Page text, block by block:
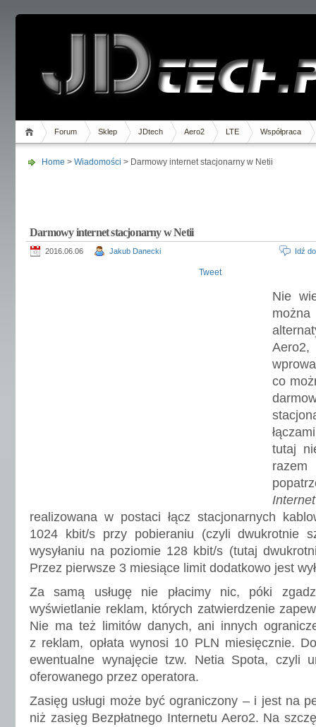
Forum Sklep JDtech Aero2 LTE Współpraca
Home > Wiadomości > Darmowy internet stacjonarny w Netii
Darmowy internet stacjonarny w Netii
2016.06.06 Jakub Danecki Idź
Tweet
Nie
można
co
tutaj
realizowana w postaci łącz stacjonarnych
1024 kbit/s przy pobieraniu (czyli dwukrotnie
wysyłaniu na poziomie 128 kbit/s (tutaj
Przez pierwsze 3 miesiące limit dodatkowo jest
Za samą usługę nie płacimy nic, póki
wyświetlanie reklam, których zatwierdzenie
Nie ma też limitów danych, ani innych
z reklam, opłata wynosi 10 PLN miesięcznie.
ewentualne wynajęcie tzw. Netia Spota, czyli
oferowanego przez operatora.
Zasięg usługi może być ograniczony – i jest na
niż zasięg Bezpłatnego Internetu Aero2. Na